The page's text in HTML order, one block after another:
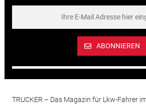
ABONNIEREN
TRUCKER – Das Magazin für Lkw-Fahrer